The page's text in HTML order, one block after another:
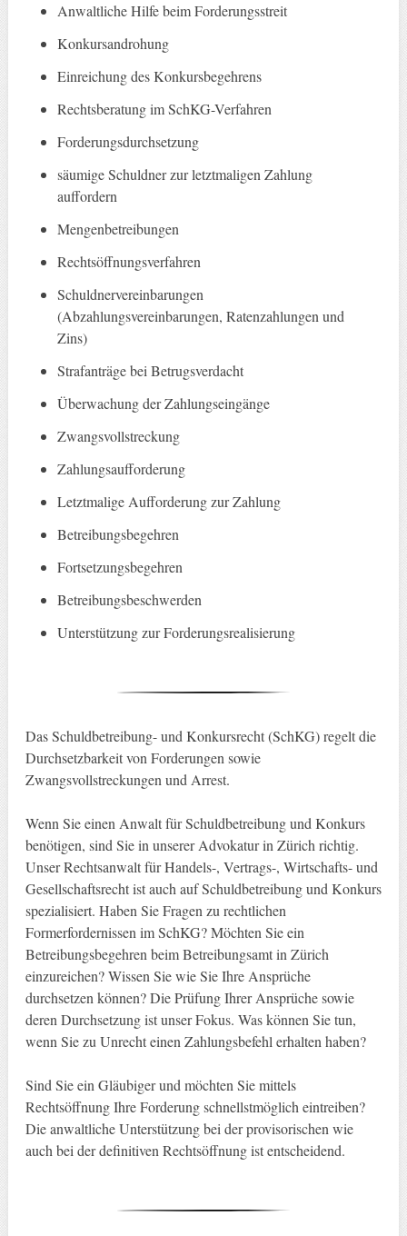
Anwaltliche Hilfe beim Forderungsstreit
Konkursandrohung
Einreichung des Konkursbegehrens
Rechtsberatung im SchKG-Verfahren
Forderungsdurchsetzung
säumige Schuldner zur letztmaligen Zahlung
auffordern
Mengenbetreibungen
Rechtsöffnungsverfahren
Schuldnervereinbarungen
(Abzahlungsvereinbarungen, Ratenzahlungen und
Zins)
Strafanträge bei Betrugsverdacht
Überwachung der Zahlungseingänge
Zwangsvollstreckung
Zahlungsaufforderung
Letztmalige Aufforderung zur Zahlung
Betreibungsbegehren
Fortsetzungsbegehren
Betreibungsbeschwerden
Unterstützung zur Forderungsrealisierung
Das Schuldbetreibung- und Konkursrecht (SchKG) regelt die
Durchsetzbarkeit von Forderungen sowie
Zwangsvollstreckungen und Arrest.
Wenn Sie einen Anwalt für Schuldbetreibung und Konkurs
benötigen, sind Sie in unserer Advokatur in Zürich richtig.
Unser Rechtsanwalt für Handels-, Vertrags-, Wirtschafts- und
Gesellschaftsrecht ist auch auf Schuldbetreibung und Konkurs
spezialisiert. Haben Sie Fragen zu rechtlichen
Formerfordernissen im SchKG? Möchten Sie ein
Betreibungsbegehren beim Betreibungsamt in Zürich
einzureichen? Wissen Sie wie Sie Ihre Ansprüche
durchsetzen können? Die Prüfung Ihrer Ansprüche sowie
deren Durchsetzung ist unser Fokus. Was können Sie tun,
wenn Sie zu Unrecht einen Zahlungsbefehl erhalten haben?
Sind Sie ein Gläubiger und möchten Sie mittels
Rechtsöffnung Ihre Forderung schnellstmöglich eintreiben?
Die anwaltliche Unterstützung bei der provisorischen wie
auch bei der definitiven Rechtsöffnung ist entscheidend.